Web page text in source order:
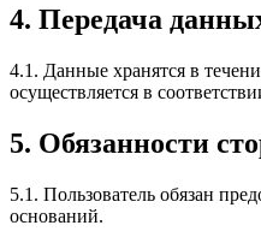
4. Передача
4.1. Данные хранятся в
осуществляется в
5. Обязанности
5.1. Пользователь обязан
оснований.